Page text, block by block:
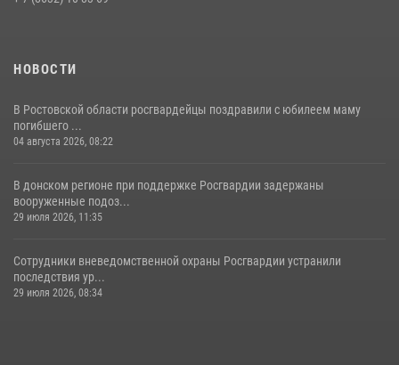
НОВОСТИ
В Ростовской области росгвардейцы поздравили с юбилеем маму
погибшего ...
04 августа 2026, 08:22
В донском регионе при поддержке Росгвардии задержаны
вооруженные подоз...
29 июля 2026, 11:35
Сотрудники вневедомственной охраны Росгвардии устранили
последствия ур...
29 июля 2026, 08:34